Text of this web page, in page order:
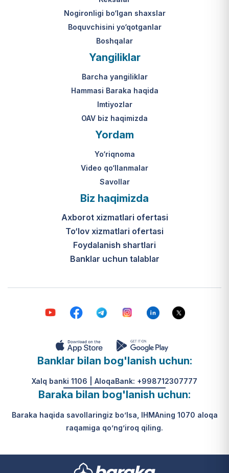
Nogironligi bo‘lgan shaxslar
Boquvchisini yo‘qotganlar
Boshqalar
Yangiliklar
Barcha yangiliklar
Hammasi Baraka haqida
Imtiyozlar
OAV biz haqimizda
Yordam
Yo‘riqnoma
Video qo‘llanmalar
Savollar
Biz haqimizda
Axborot xizmatlari ofertasi
To‘lov xizmatlari ofertasi
Foydalanish shartlari
Banklar uchun talablar
Banklar bilan bog'lanish uchun:
Xalq banki 1106 | AloqaBank: +998712307777
Baraka bilan bog'lanish uchun:
Baraka haqida savollaringiz bo’lsa, IHMAning 1070 aloqa
raqamiga qo’ng’iroq qiling.